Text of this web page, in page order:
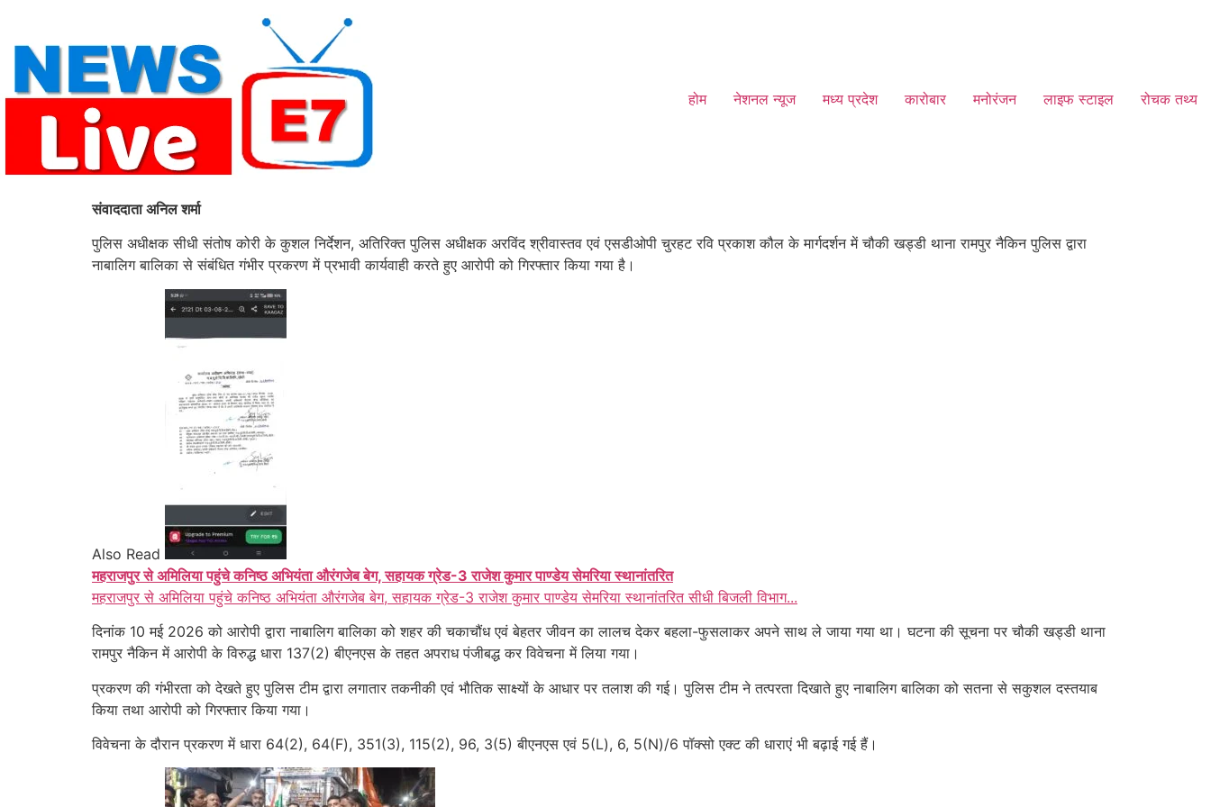
content
होम नेशनल न्यूज मध्य प्रदेश कारोबार मनोरंजन लाइफ स्टाइल रोचक तथ्य
संवाददाता अनिल शर्मा
पुलिस अधीक्षक सीधी संतोष कोरी के कुशल निर्देशन, अतिरिक्त पुलिस अधीक्षक अरविंद श्रीवास्तव एवं एसडीओपी चुरहट रवि प्रकाश कौल के मार्गदर्शन में चौकी खड्डी थाना रामपुर नैकिन पुलिस द्वारा
नाबालिग बालिका से संबंधित गंभीर प्रकरण में प्रभावी कार्यवाही करते हुए आरोपी को गिरफ्तार किया गया है।
Also Read
महराजपुर से अमिलिया पहुंचे कनिष्ठ अभियंता औरंगजेब बेग, सहायक ग्रेड-3 राजेश कुमार पाण्डेय सेमरिया स्थानांतरित
महराजपुर से अमिलिया पहुंचे कनिष्ठ अभियंता औरंगजेब बेग, सहायक ग्रेड-3 राजेश कुमार पाण्डेय सेमरिया स्थानांतरित सीधी बिजली विभाग...
दिनांक 10 मई 2026 को आरोपी द्वारा नाबालिग बालिका को शहर की चकाचौंध एवं बेहतर जीवन का लालच देकर बहला-फुसलाकर अपने साथ ले जाया गया था। घटना की सूचना पर चौकी खड्डी थाना
रामपुर नैकिन में आरोपी के विरुद्ध धारा 137(2) बीएनएस के तहत अपराध पंजीबद्ध कर विवेचना में लिया गया।
प्रकरण की गंभीरता को देखते हुए पुलिस टीम द्वारा लगातार तकनीकी एवं भौतिक साक्ष्यों के आधार पर तलाश की गई। पुलिस टीम ने तत्परता दिखाते हुए नाबालिग बालिका को सतना से सकुशल दस्तयाब
किया तथा आरोपी को गिरफ्तार किया गया।
विवेचना के दौरान प्रकरण में धारा 64(2), 64(F), 351(3), 115(2), 96, 3(5) बीएनएस एवं 5(L), 6, 5(N)/6 पॉक्सो एक्ट की धाराएं भी बढ़ाई गई हैं।